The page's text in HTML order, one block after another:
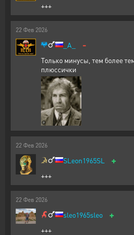
+++
22 Фев 2026
_A_ -
Только минусы, тем более
плюссички
22 Фев 2026
SLeon1965SL +
+++
22 Фев 2026
sleo1965sleo +
+++